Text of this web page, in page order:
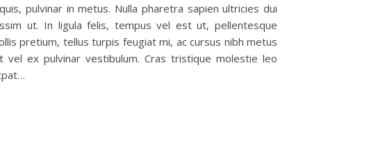
pulvinar in metus. Nulla pharetra sapien ultricies dui
ut. In ligula felis, tempus vel est ut, pellentesque
pretium, tellus turpis feugiat mi, ac cursus nibh metus
ex pulvinar vestibulum. Cras tristique molestie leo